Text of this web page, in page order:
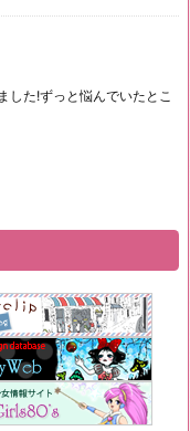
した!ずっと悩んでいたとこ